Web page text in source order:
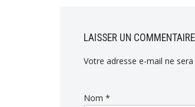
LAISSER UN COMMENTAIRE
Votre adresse e-mail ne sera
Nom *